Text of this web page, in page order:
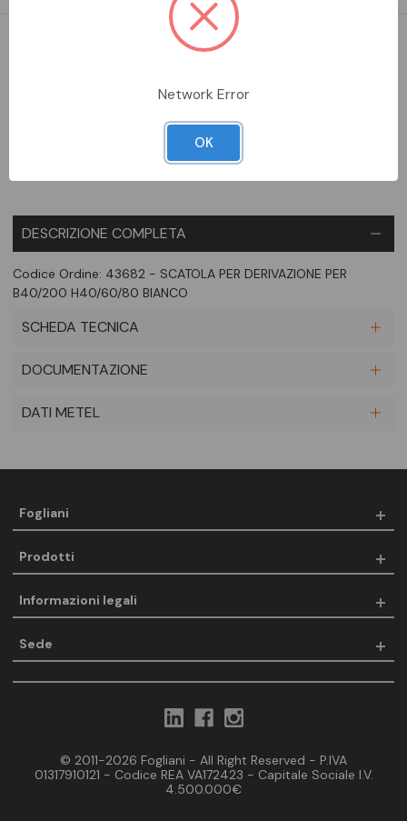
DESCRIZIONE COMPLETA
Codice Ordine: 43682 - SCATOLA PER DERIVAZIONE PER
B40/200 H40/60/80 BIANCO
SCHEDA TECNICA
DOCUMENTAZIONE
DATI METEL
Fogliani
Prodotti
Informazioni legali
Sede
© 2011-2026 Fogliani - All Right Reserved - P.IVA
01317910121 - Codice REA VA172423 - Capitale Sociale I.V.
4.500.000€
Network Error
OK